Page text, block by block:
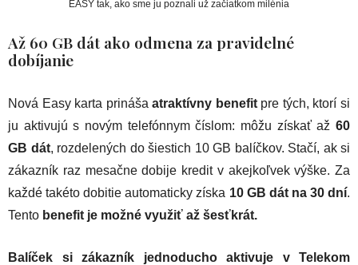
EASY tak, ako sme ju poznali už začiatkom milénia
Až 60 GB dát ako odmena za pravidelné
dobíjanie
Nová Easy karta prinášaatraktívny benefitpre tých, ktorí si
ju aktivujú s novým telefónnym číslom: môžu získať až 60
GB dát, rozdelených do šiestich 10 GB balíčkov. Stačí, ak si
zákazník raz mesačne dobije kredit v akejkoľvek výške. Za
každé takéto dobitie automaticky získa 10 GB dát na 30 dní.
Tento benefit je možné využiť až šesťkrát.
Balíček si zákazník jednoducho aktivuje v Telekom